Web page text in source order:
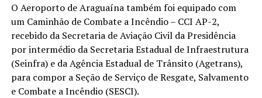
O Aeroporto de Araguaína também foi equipado com
um Caminhão de Combate a Incêndio – CCI AP-2,
recebido da Secretaria de Aviação Civil da Presidência
por intermédio da Secretaria Estadual de Infraestrutura
(Seinfra) e da Agência Estadual de Trânsito (Agetrans),
para compor a Seção de Serviço de Resgate, Salvamento
e Combate a Incêndio (SESCI).